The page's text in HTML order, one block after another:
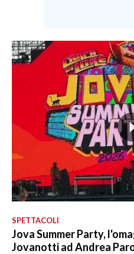
SPETTACOLI
Jova Summer Party,
Jovanotti ad Andrea